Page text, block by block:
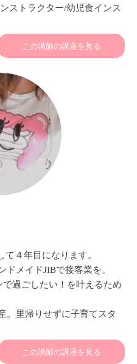
ストラクター/幼児食インス
室、ヨガ教室、離乳食幼児
康と幸せをサポートさせて
この講師の講座を見る
４年目になります。
メイドJIBで接客業を。
過ごしたい！を叶えるため
。里帰りせずに子育てスタ
向き合い栄養の勉強を始め
に周りに伝えたくなり！！
この講師の講座を見る